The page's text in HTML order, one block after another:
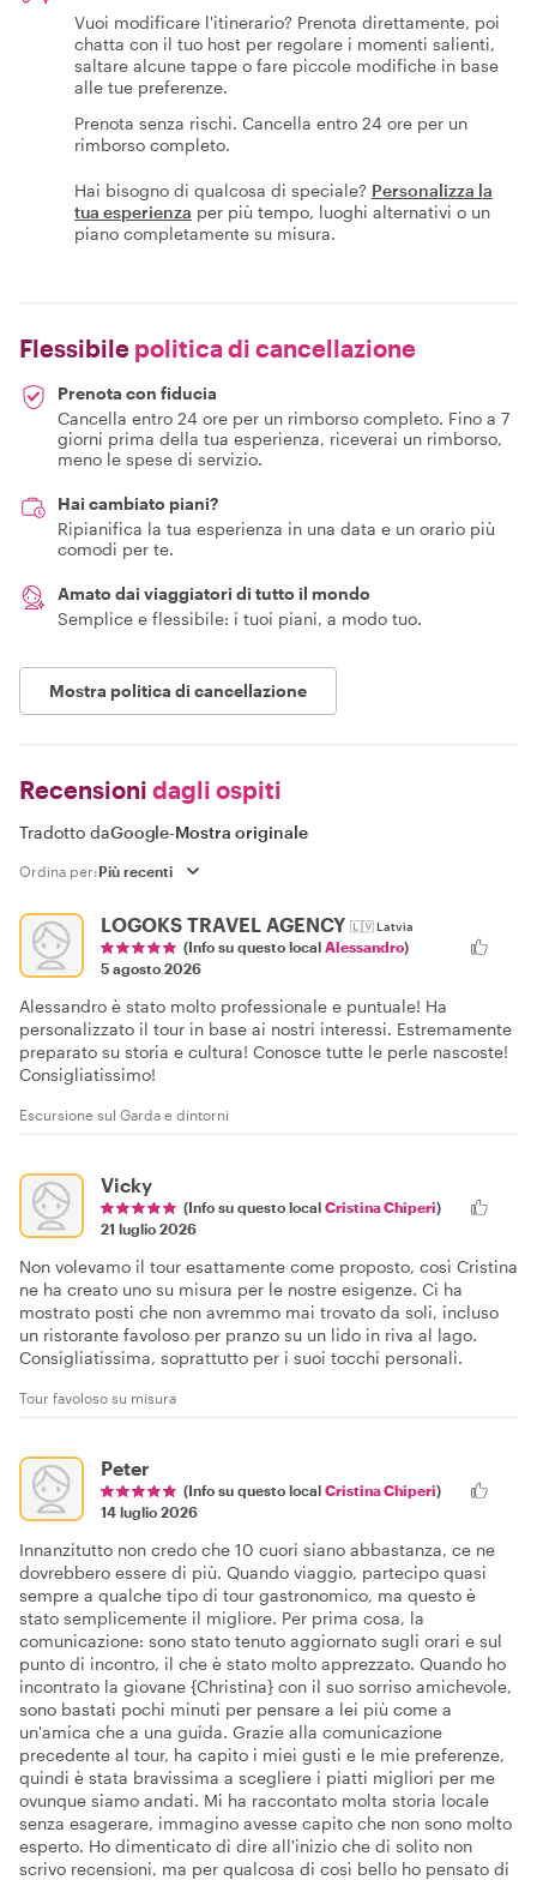
Vuoi modificare l'itinerario? Prenota direttamente, poi
chatta con il tuo host per regolare i momenti salienti,
saltare alcune tappe o fare piccole modifiche in base
alle tue preferenze.
Prenota senza rischi. Cancella entro 24 ore per un
rimborso completo.
Hai bisogno di qualcosa di speciale? Personalizza la
tua esperienza per più tempo, luoghi alternativi o un
piano completamente su misura.
Flessibile politica di cancellazione
Prenota con fiducia
Cancella entro 24 ore per un rimborso completo. Fino a 7
giorni prima della tua esperienza, riceverai un rimborso,
meno le spese di servizio.
Hai cambiato piani?
Ripianifica la tua esperienza in una data e un orario più
comodi per te.
Amato dai viaggiatori di tutto il mondo
Semplice e flessibile: i tuoi piani, a modo tuo.
Mostra politica di cancellazione
Recensioni dagli ospiti
Tradotto daGoogle-Mostra originale
Ordina per:
LOGOKS TRAVEL AGENCY 🇱🇻Latvia
(Info su questo local Alessandro)
5 agosto 2026
Alessandro è stato molto professionale e puntuale! Ha
personalizzato il tour in base ai nostri interessi. Estremamente
preparato su storia e cultura! Conosce tutte le perle nascoste!
Consigliatissimo!
Escursione sul Garda e dintorni
Vicky
(Info su questo local Cristina Chiperi)
21 luglio 2026
Non volevamo il tour esattamente come proposto, così Cristina
ne ha creato uno su misura per le nostre esigenze. Ci ha
mostrato posti che non avremmo mai trovato da soli, incluso
un ristorante favoloso per pranzo su un lido in riva al lago.
Consigliatissima, soprattutto per i suoi tocchi personali.
Tour favoloso su misura
Peter
(Info su questo local Cristina Chiperi)
14 luglio 2026
Innanzitutto non credo che 10 cuori siano abbastanza, ce ne
dovrebbero essere di più. Quando viaggio, partecipo quasi
sempre a qualche tipo di tour gastronomico, ma questo è
stato semplicemente il migliore. Per prima cosa, la
comunicazione: sono stato tenuto aggiornato sugli orari e sul
punto di incontro, il che è stato molto apprezzato. Quando ho
incontrato la giovane {Christina} con il suo sorriso amichevole,
sono bastati pochi minuti per pensare a lei più come a
un'amica che a una guida. Grazie alla comunicazione
precedente al tour, ha capito i miei gusti e le mie preferenze,
quindi è stata bravissima a scegliere i piatti migliori per me
ovunque siamo andati. Mi ha raccontato molta storia locale
senza esagerare, immagino avesse capito che non sono molto
esperto. Ho dimenticato di dire all'inizio che di solito non
scrivo recensioni, ma per qualcosa di così bello ho pensato di